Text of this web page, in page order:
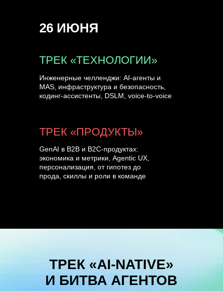
26 ИЮНЯ
ТРЕК «ПРОДУКТЫ»
GenAI в B2B и B2C-продуктах:
экономика и метрики, Agentic UX,
персонализация, от гипотез до
прода, скиллы и роли в команде
Инженерные челленджи: AI-агенты и
MAS, инфраструктура и безопасность,
кодинг-ассистенты, DSLM, voice-to-voice
ТРЕК «ТЕХНОЛОГИИ»